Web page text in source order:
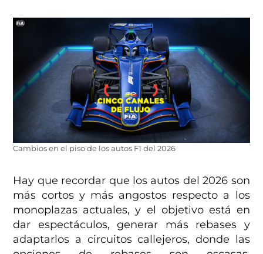
Cambios en el piso de los autos F1 del 2026
Hay que recordar que los autos del 2026 son
más cortos y más angostos respecto a los
monoplazas actuales, y el objetivo está en
dar espectáculos, generar más rebases y
adaptarlos a circuitos callejeros, donde las